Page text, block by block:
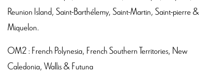
Reunion Island, Saint-Barthélemy, Saint-Martin, Saint-pierre &
Miquelon.
OM2 : French Polynesia, French Southern Territories, New
Caledonia, Wallis & Futuna